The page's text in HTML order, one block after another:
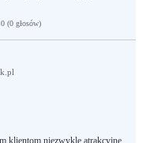
(0 głosów)
klientom niezwykle atrakcyjne